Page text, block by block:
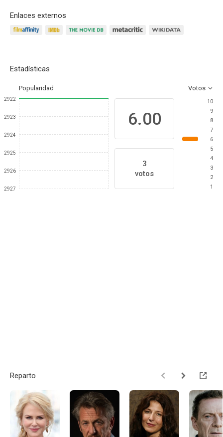
Enlaces externos
Estadísticas
Popularidad Votos
2922
2923
2924
2925
2926
2927
6.00
3
votos
10
9
8
7
6
5
4
3
2
1
Reparto